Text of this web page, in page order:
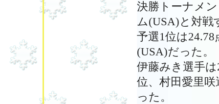
決勝トーナメ
ム(USA)と対戦
予選1位は24.78
(USA)だった。
伊藤みき選手は
位、村田愛里
った。